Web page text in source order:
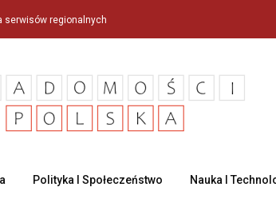
serwisów regionalnych
Polityka I Społeczeństwo Nauka I